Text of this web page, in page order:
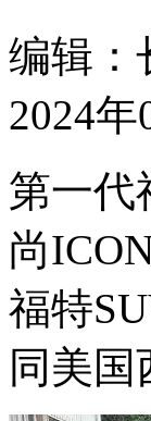
编辑：
2024年
第一代
尚
福特
同美国